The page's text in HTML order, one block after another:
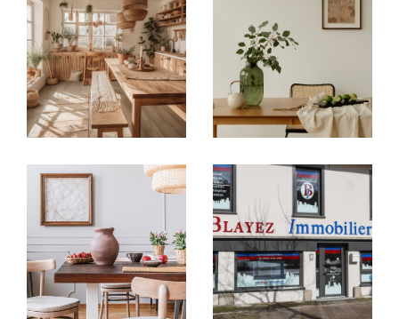
immobilièrevous accueille avec une parfaite
connaissance du marché de son secteur.
Acheter ou vendre en toute
confiance
Vous recherchez une maison à vendre en
la-Gaillarde
ou un bien à investir autour de
Tulle ?
Nos agences vous proposent un large choix
d’annonces immobilières en Corrèze:
Villas, maisons de village, appartements,
studios, garages